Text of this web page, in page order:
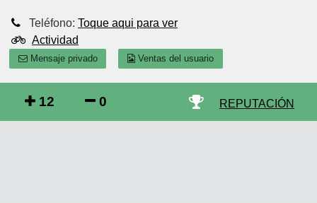
Teléfono: Toque aqui para ver
Actividad
Mensaje privado Ventas del usuario
12 0 REPUTACIÓN